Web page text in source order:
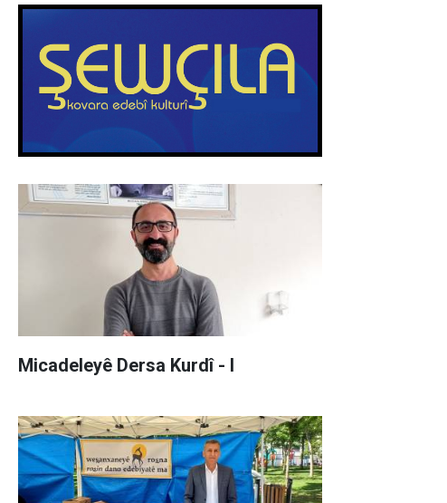
Micadeleyê Dersa Kurdî - I